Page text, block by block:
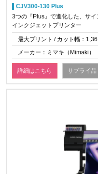
CJV300-130 Plus
3つの『Plus』で進化した、サ
インクジェットプリンター
最大プリント / カット幅：
メーカー：ミマキ（Mimaki）
詳細はこちら サプライ品